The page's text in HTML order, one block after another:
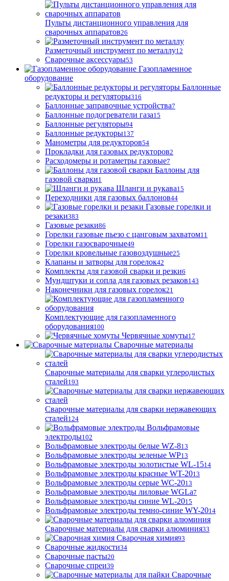
Пульты дистанционного управления для
сварочных аппаратов26
Разметочный инструмент по металлу12
Сварочные аксессуары53
Газопламенное
оборудование
Баллонные
редукторы и регуляторы316
Баллонные заправочные устройства7
Баллонные подогреватели газа15
Баллонные регуляторы94
Баллонные редукторы137
Манометры для редукторов54
Прокладки для газовых редукторов2
Расходомеры и ротаметры газовые7
Баллоны для
газовой сварки1
Шланги и рукава15
Переходники для газовых баллонов44
Газовые горелки и
резаки383
Газовые резаки86
Горелки газовые пьезо с цанговым захватом11
Горелки газосварочные49
Горелки кровельные газовоздушные25
Клапаны и затворы для горелок42
Комплекты для газовой сварки и резки6
Мундштуки и сопла для газовых резаков143
Наконечники для газовых горелок21
Комплектующие для газопламенного
оборудования100
Червячные хомуты17
Сварочные материалы
Сварочные материалы для сварки углеродистых
сталей193
Сварочные материалы для сварки нержавеющих
сталей124
Вольфрамовые
электроды102
Вольфрамовые электроды белые WZ-813
Вольфрамовые электроды зеленые WP13
Вольфрамовые электроды золотистые WL-1514
Вольфрамовые электроды красные WT-2013
Вольфрамовые электроды серые WC-2013
Вольфрамовые электроды лиловые WGLa7
Вольфрамовые электроды синие WL-2015
Вольфрамовые электроды темно-синие WY-2014
Сварочные материалы для сварки алюминия33
Сварочная химия93
Сварочные жидкости34
Сварочные пасты20
Сварочные спреи39
Сварочные